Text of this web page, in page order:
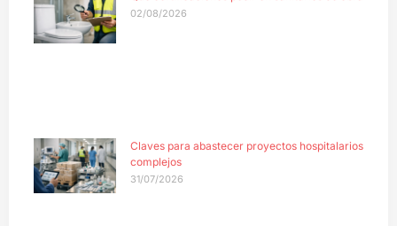
02/08/2026
Claves para abastecer proyectos hospitalarios
complejos
31/07/2026